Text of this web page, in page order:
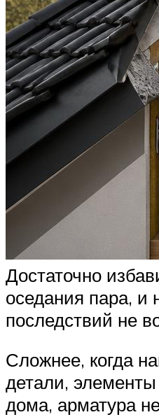
Достаточно
оседания пара, и
последствий не
Сложнее, когда
детали, элементы
дома, арматура